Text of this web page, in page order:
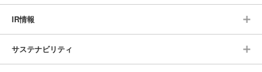
IR情報
サステナビリティ